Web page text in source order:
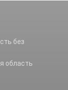
без
область